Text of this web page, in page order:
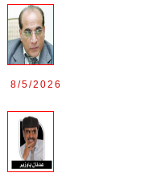
8/5/2026